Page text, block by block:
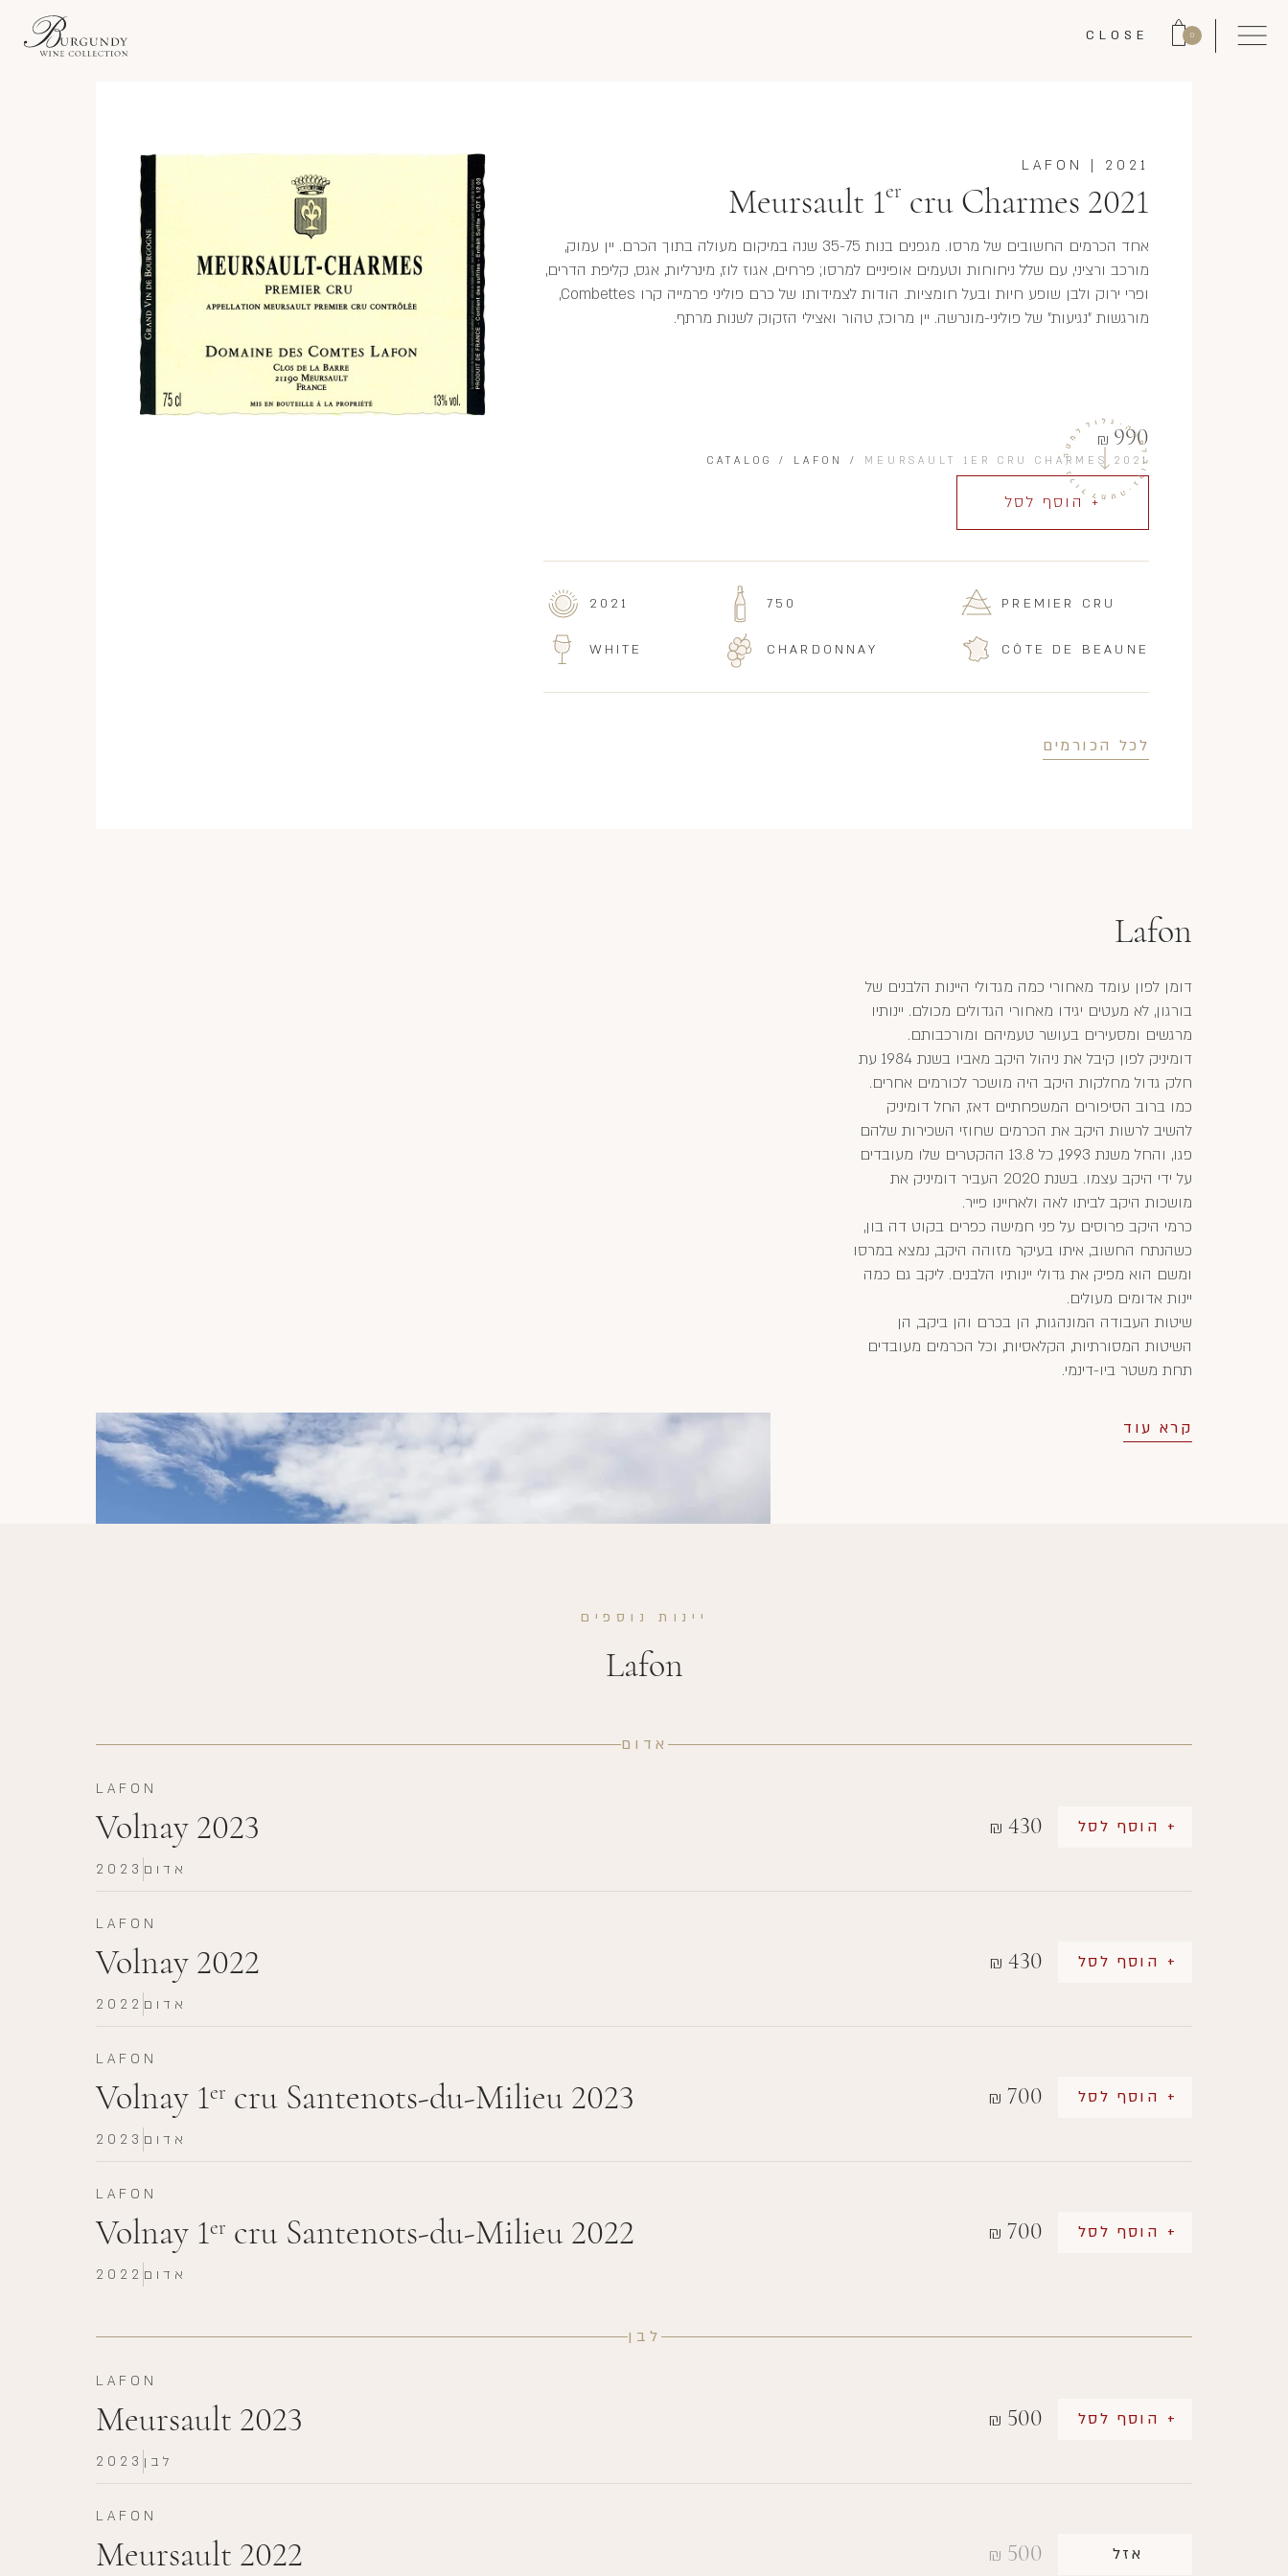
0
CLOSE
CATALOG / LAFON / MEURSAULT 1ER CRU CHARMES 2021
2021
|
LAFON
Meursault 1er cru Charmes 2021
אחד הכרמים החשובים של מרסו. מגפנים בנות 35-75 שנה במיקום מעולה בתוך הכרם. יין עמוק,
מורכב ורציני, עם שלל ניחוחות וטעמים אופיניים למרסו; פרחים, אגוז לוז, מינרליות, אגס, קליפת הדרים,
ופרי ירוק ולבן שופע חיוּת ובעל חומציות. הודות לצמידותו של כרם פוליני פרמייה קרו Combettes,
מורגשות "נגיעות" של פוליני-מונרשה. יין מרוכז, טהור ואצילי הזקוק לשנות מרתף.
990
₪
+ הוסף לסל
2021
WHITE
750
CHARDONNAY
PREMIER CRU
CÔTE DE BEAUNE
לכל הכורמים
Lafon
דומן לפון עומד מאחורי כמה מגדולי היינות הלבנים של
בורגון, לא מעטים יגידו מאחורי הגדולים מכולם. יינותיו
מרגשים ומסעירים בעושר טעמיהם ומורכבותם.
דומיניק לפון קיבל את ניהול היקב מאביו בשנת 1984 עת
חלק גדול מחלקות היקב היה מושכר לכורמים אחרים.
כמו ברוב הסיפורים המשפחתיים דאז, החל דומיניק
להשיב לרשות היקב את הכרמים שחוזי השכירות שלהם
פגו, והחל משנת 1993, כל 13.8 ההקטרים שלו מעובדים
על ידי היקב עצמו. בשנת 2020 העביר דומיניק את
מושכות היקב לביתו לאה ולאחיינו פייר.
כרמי היקב פרוסים על פני חמישה כפרים בקוט דה בון,
כשהנתח החשוב, איתו בעיקר מזוהה היקב, נמצא במרסו
ומשם הוא מפיק את גדולי יינותיו הלבנים. ליקב גם כמה
יינות אדומים מעולים.
שיטות העבודה המונהגות, הן בכרם והן ביקב, הן
השיטות המסורתיות, הקלאסיות, וכל הכרמים מעובדים
תחת משטר ביו-דינמי.
קרא עוד
יינות נוספים
Lafon
אדום
LAFON
Volnay 2023 ₪ 430 + הוסף לסל
2023 אדום
LAFON
Volnay 2022 ₪ 430 + הוסף לסל
2022 אדום
LAFON
Volnay 1er cru Santenots-du-Milieu 2023 ₪ 700 + הוסף לסל
2023 אדום
LAFON
Volnay 1er cru Santenots-du-Milieu 2022 ₪ 700 + הוסף לסל
2022 אדום
לבן
LAFON
Meursault 2023 ₪ 500 + הוסף לסל
2023 לבן
LAFON
Meursault 2022 ₪ 500 אזל